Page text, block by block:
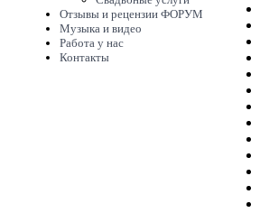
Отзывы и рецензии ФОРУМ
Музыка и видео
Работа у нас
Контакты